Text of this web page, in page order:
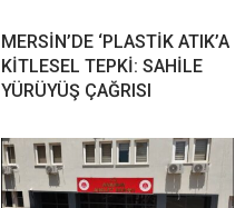
MERSİN’DE ‘PLASTİK ATIK’A
KİTLESEL TEPKİ: SAHİLE
YÜRÜYÜŞ ÇAĞRISI